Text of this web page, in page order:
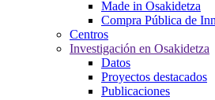
Made in Osakidetza
Compra Pública de
Centros
Investigación en Osakidetza
Datos
Proyectos destacados
Publicaciones